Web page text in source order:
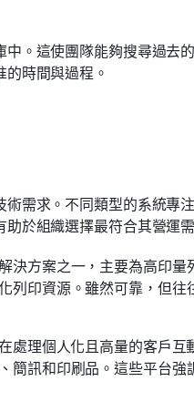
。這使團隊能夠搜尋過去
時間與過程。
需求。不同類型的系統專
於組織選擇最符合其營運
決方案之一，主要為高印量
列印資源。雖然可靠，但往
處理個人化且高量的客戶
簡訊和印刷品。這些平台